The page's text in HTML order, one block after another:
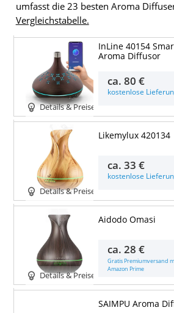
umfasst die 23 besten Aroma
Vergleichstabelle.
Details & Preise
InLine 40154
Aroma Diffusor
ca.80 €
kostenlose
Details & Preise
Likemylux 420134
ca.33 €
kostenlose
Details & Preise
Aidodo Omasi
ca.28 €
Gratis Premiumversand
Amazon Prime
SAIMPU Aroma